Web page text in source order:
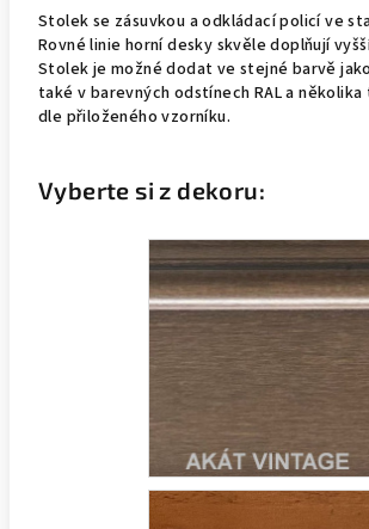
Stolek se zásuvkou a odkládací policí ve
Rovné linie horní desky skvěle doplňují
Stolek je možné dodat ve stejné barvě
také v barevných odstínech RAL a
dle přiloženého vzorníku.
Vyberte si z dekoru: